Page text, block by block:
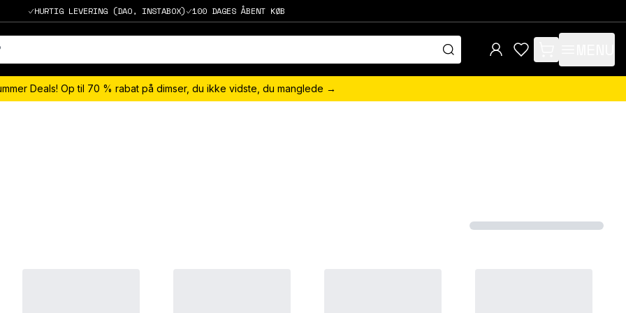
HURTIG LEVERING (DAO, INSTABOX) 100 DAGES ÅBENT KØB
items in cart, view
Deals! Op til 70 % rabat på dimser, du ikke vidste, du manglede →